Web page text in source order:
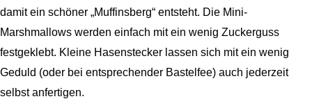
damit ein schöner „Muffinsberg“ entsteht. Die Mini-
Marshmallows werden einfach mit ein wenig Zuckerguss
festgeklebt. Kleine Hasenstecker lassen sich mit ein wenig
Geduld (oder bei entsprechender Bastelfee) auch jederzeit
selbst anfertigen.